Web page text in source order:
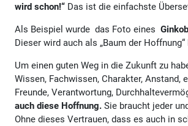
wird schon!“ Das ist die einfachste
Als Beispiel wurde das Foto eines
Dieser wird auch als „Baum der
Um einen guten Weg in die Zukunft zu
Wissen, Fachwissen, Charakter, Anstand,
Freunde, Verantwortung,
auch diese Hoffnung. Sie braucht jeder
Ohne dieses Vertrauen, dass es auch in